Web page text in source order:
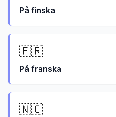
På finska
🇫🇷
På franska
🇳🇴